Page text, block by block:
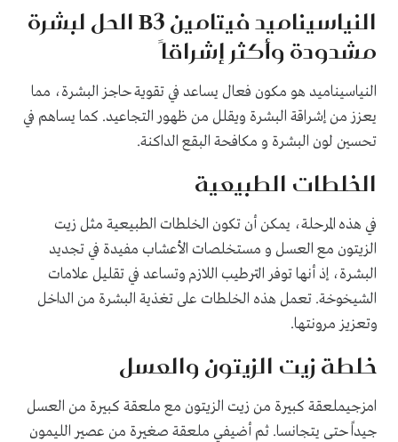
النياسيناميد فيتامين B3 الحل لبشرة
مشدودة وأكثر إشراقاً
النياسيناميد هو مكون فعال يساعد في تقوية حاجز البشرة، مما
يعزز من إشراقة البشرة ويقلل من ظهور التجاعيد. كما يساهم في
تحسين لون البشرة و مكافحة البقع الداكنة.
الخلطات الطبيعية
في هذه المرحلة، يمكن أن تكون الخلطات الطبيعية مثل زيت
الزيتون مع العسل و مستخلصات الأعشاب مفيدة في تجديد
البشرة، إذ أنها توفر الترطيب اللازم وتساعد في تقليل علامات
الشيخوخة. تعمل هذه الخلطات على تغذية البشرة من الداخل
وتعزيز مرونتها.
خلطة زيت الزيتون والعسل
امزجيملعقة كبيرة من زيت الزيتون مع ملعقة كبيرة من العسل
جيداً حتى يتجانسا. ثم أضيفي ملعقة صغيرة من عصير الليمون